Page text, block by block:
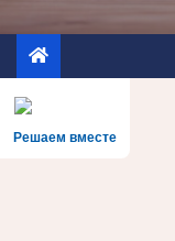
Решаем вместе